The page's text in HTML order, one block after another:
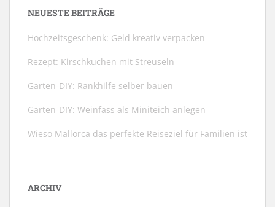
NEUESTE BEITRÄGE
Hochzeitsgeschenk: Geld kreativ verpacken
Rezept: Kirschkuchen mit Streuseln
Garten-DIY: Rankhilfe selber bauen
Garten-DIY: Weinfass als Miniteich anlegen
Wieso Mallorca das perfekte Reiseziel für Familien ist
ARCHIV